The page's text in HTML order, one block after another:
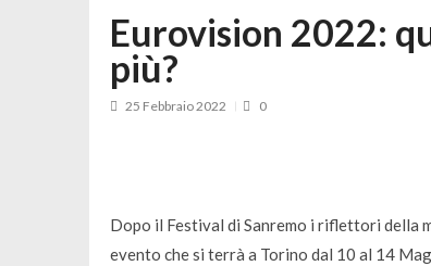
Eurovision 2022:
più?
25 Febbraio 2022 0
Dopo il Festival di Sanremo i riflettori della
evento che si terrà a Torino dal 10 al 14